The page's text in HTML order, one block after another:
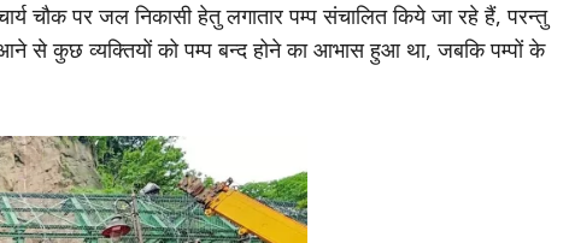
चौक पर जल निकासी हेतु लगातार पम्प संचालित किये जा रहे हैं, परन्तु
कुछ व्यक्तियों को पम्प बन्द होने का आभास हुआ था, जबकि पम्पों के